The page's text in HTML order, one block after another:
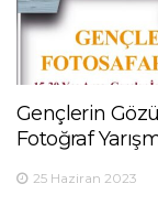
Gençlerin
Fotoğraf
25 Haziran 2023